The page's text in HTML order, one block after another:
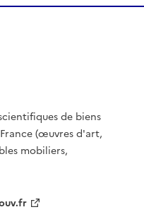
de biens
(œuvres d'art,
mobiliers,